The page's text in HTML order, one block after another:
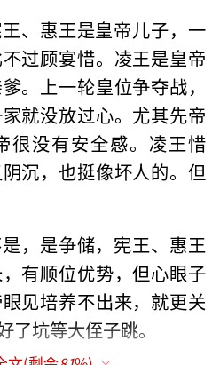
、惠王是皇帝儿子，一
过顾宴惜。凌王是皇帝
。上一轮皇位争夺战，
就没放过心。尤其先帝
很没有安全感。凌王惜
沉，也挺像坏人的。但
，是争储，宪王、惠王
有顺位优势，但心眼子
见培养不出来，就更关
了坑等大侄子跳。